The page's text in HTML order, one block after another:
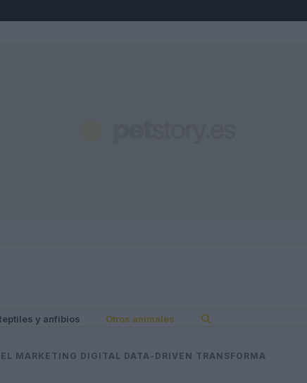
y anfibios Otros animales
MARKETING DIGITAL DATA-DRIVEN TRANSFORMA